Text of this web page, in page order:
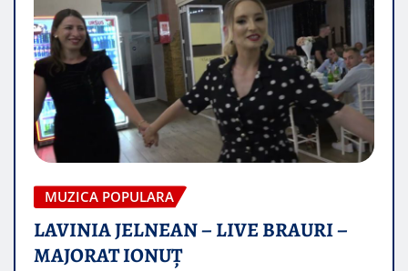
MUZICA POPULARA
LAVINIA JELNEAN – LIVE BRAURI –
MAJORAT IONUŢ